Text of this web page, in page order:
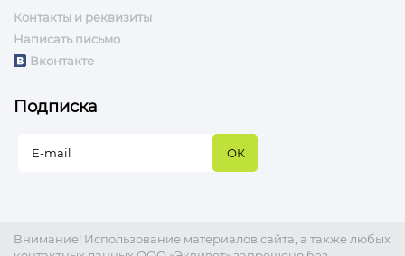
Контакты и реквизиты
Написать письмо
Вконтакте
Подписка
Внимание! Использование материалов сайта, а также любых